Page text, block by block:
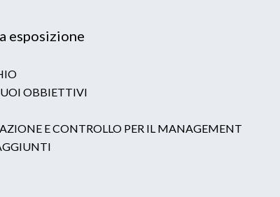
esposizione
OBBIETTIVI
E CONTROLLO PER IL MANAGEMENT